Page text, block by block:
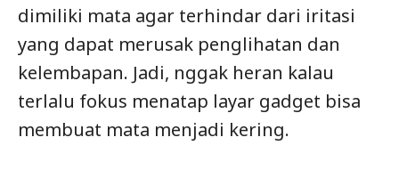
dimiliki mata agar terhindar dari iritasi
yang dapat merusak penglihatan dan
kelembapan. Jadi, nggak heran kalau
terlalu fokus menatap layar gadget bisa
membuat mata menjadi kering.